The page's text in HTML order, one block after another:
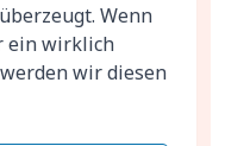
Wenn
ein wirklich
wir diesen